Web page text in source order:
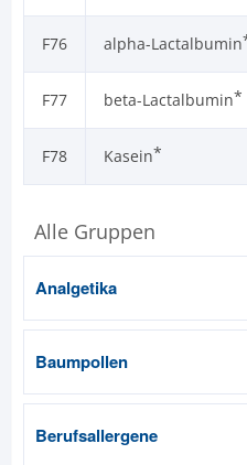
F76 alpha-Lactalbumin
F77 beta-Lactalbumin*
F78 Kasein*
Alle Gruppen
Analgetika
Baumpollen
Berufsallergene